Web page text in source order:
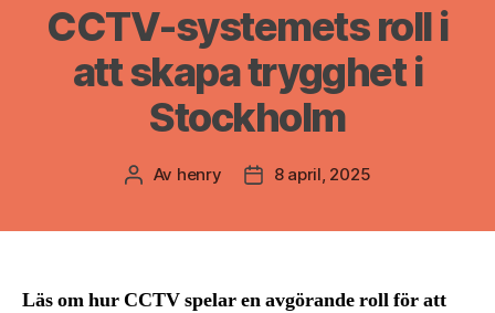
CCTV-systemets roll i
att skapa trygghet i
Stockholm
Inläggsförfattare
Av henry Inläggsdatum
8 april, 2025
Läs om hur CCTV spelar en avgörande roll för att